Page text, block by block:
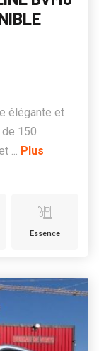
élégante et
150
... Plus
Essence